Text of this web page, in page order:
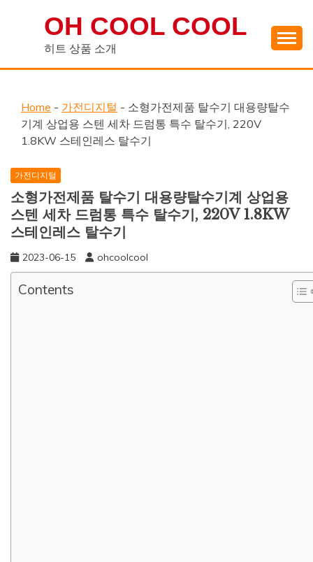
OH COOL COOL
히트 상품 소개
Home - 가전디지털 - 소형가전제품 탈수기 대용량탈수
기계 상업용 스텐 세차 드럼통 특수 탈수기, 220V
1.8KW 스테인레스 탈수기
가전디지털
소형가전제품 탈수기 대용량탈수기계 상업용
스텐 세차 드럼통 특수 탈수기, 220V 1.8KW
스테인레스 탈수기
2023-06-15 ohcoolcool
Contents